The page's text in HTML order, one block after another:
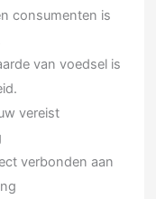
consumenten is
van voedsel is
vereist
verbonden aan